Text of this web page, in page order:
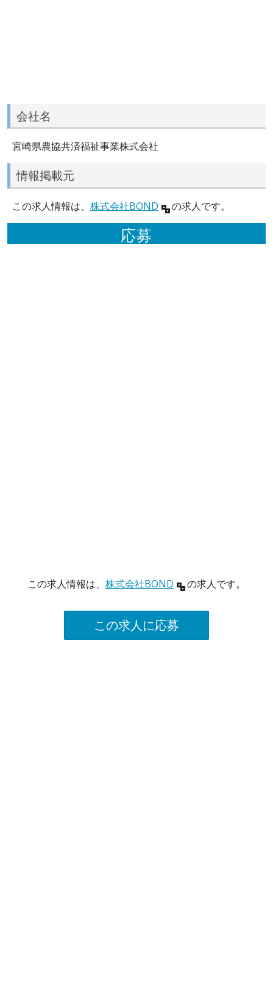
会社名
宮崎県農協共済福祉事業株式会社
情報掲載元
この求人情報は、 株式会社BOND の求人です。
応募
この求人情報は、 株式会社BOND の求人です。
この求人に応募